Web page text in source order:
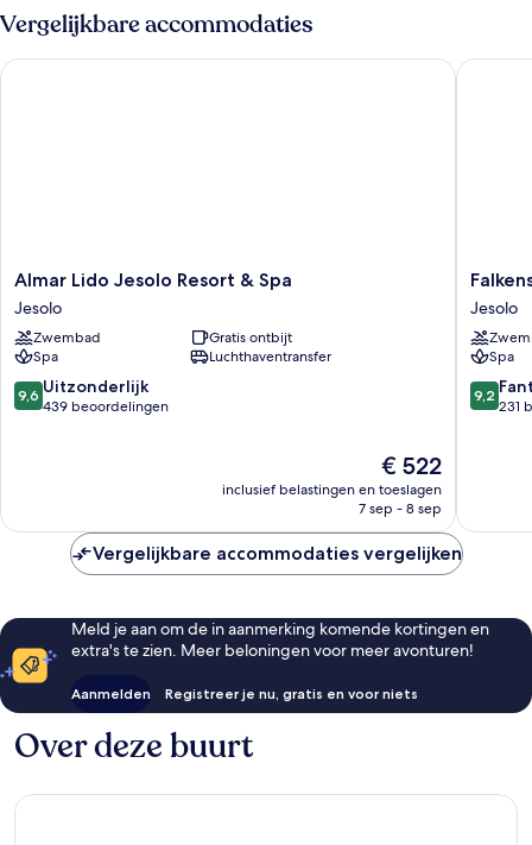
Vergelijkbare accommodaties
Almar
Lido
Jesolo
Resort
&
Spa
Jesolo
Almar Lido Jesolo Resort & Spa
Jesolo
Zwembad
Gratis ontbijt
Spa
Luchthaventransfer
9.6
van
9,6 Uitzonderlijk
439 beoordelingen
De
prijs
is
€ 522
inclusief belastingen en toeslagen
7 sep - 8 sep
Almar Lido Jesolo Resort & Spa
Hotel
&
Spa
Jesolo
Jesolo
Jesolo
Spa
9.2
van
9,2
231
Vergelijkbare accommodaties vergelijken
Meld je aan om de in aanmerking komende kortingen en
extra's te zien. Meer beloningen voor meer avonturen!
Aanmelden Registreer je nu, gratis en voor niets
Over deze buurt